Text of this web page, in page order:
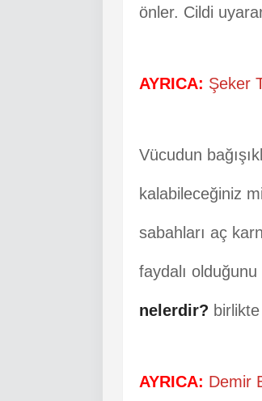
önler. Cildi
AYRICA: Şeker
Vücudun
kalabileceğiniz
sabahları aç
faydalı
nelerdir?
AYRICA: Demir